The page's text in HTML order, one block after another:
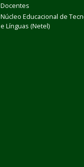
Docentes
Núcleo Educacional de
e Línguas (Netel)